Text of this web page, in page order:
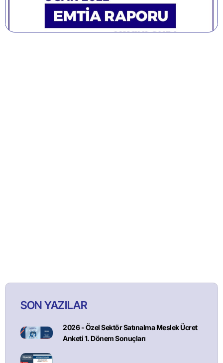
SON YAZILAR
2026 - Özel Sektör Satınalma Meslek Ücret
Anketi 1. Dönem Sonuçları